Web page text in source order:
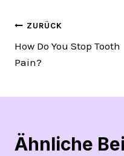
ZURÜCK
How Do You Stop Tooth
Pain?
Ähnliche